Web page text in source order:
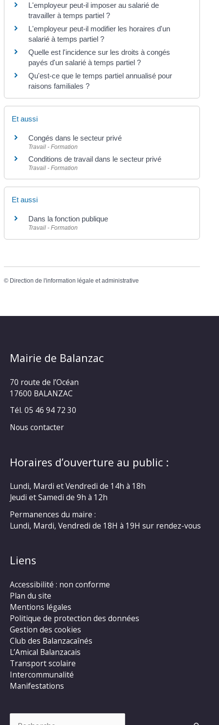
L'employeur peut-il imposer au salarié de
travailler à temps partiel ?
L'employeur peut-il modifier les horaires d'un
salarié à temps partiel ?
Quelle est l'incidence sur les droits à congés
payés d'un salarié à temps partiel ?
Qu'est-ce que le temps partiel annualisé pour
raisons familiales ?
Et aussi
Congés dans le secteur privé
Travail - Formation
Conditions de travail dans le secteur privé
Travail - Formation
Et aussi
Dans la fonction publique
Travail - Formation
© Direction de l'information légale et administrative
Mairie de Balanzac
70 route de l’Océan
17600 BALANZAC
Tél. 05 46 94 72 30
Nous contacter
Horaires d’ouverture au public :
Lundi, Mardi et Vendredi de 14h à 18h
Jeudi et Samedi de 9h à 12h
Permanences du maire :
Lundi, Mardi, Vendredi de 18H à 19H sur rendez-vous
Liens
Accessibilité : non conforme
Plan du site
Mentions légales
Politique de protection des données
Gestion des cookies
Club des Balanzacaînés
L’Amical Balanzacais
Transport scolaire
Intercommunalité
Manifestations